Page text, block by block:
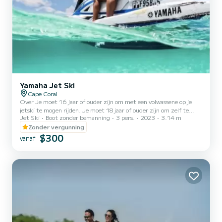
Yamaha Jet Ski
Cape Coral
Over Je moet 16 jaar of ouder zijn om met een volwassene op je
jetski te mogen rijden. Je moet 18 jaar of ouder zijn om zelf te
huren of te rijden. Elke jetski kan maximaal 3 passagiers vervoeren,
maximaal gecombineerd gewicht 450 lbs. Er moet een
huurovereenkomst worden ondertekend en ingevuld voordat je het
water op gaat. Als een bestuurder in 1988 of later is geboren, moet
staat. Meer informatie Reddingsvesten zijn inbegre...
Jet Ski Boot zonder bemanning 3 pers. 2023
3.14 m
Zonder vergunning
vanaf $300